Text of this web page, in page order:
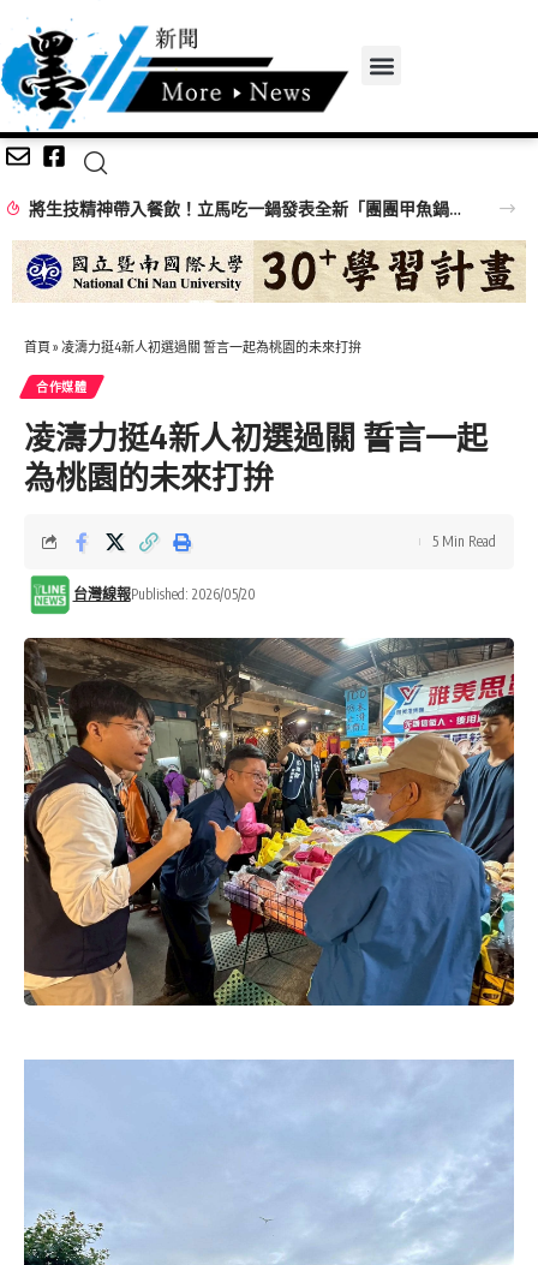
將生技精神帶入餐飲！立馬吃一鍋發表全新「團團甲魚鍋」 搶攻特色鍋物市場
首頁 » 凌濤力挺4新人初選過關 誓言一起為桃園的未來打拚
合作媒體
凌濤力挺4新人初選過關 誓言一起
為桃園的未來打拚
台灣線報Published: 2026/05/20
5 Min Read